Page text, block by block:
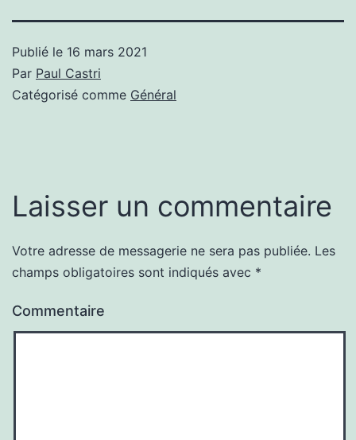
Publié le 16 mars 2021
Par Paul Castri
Catégorisé comme Général
Laisser un commentaire
Votre adresse de messagerie ne sera pas publiée. Les
champs obligatoires sont indiqués avec *
Commentaire